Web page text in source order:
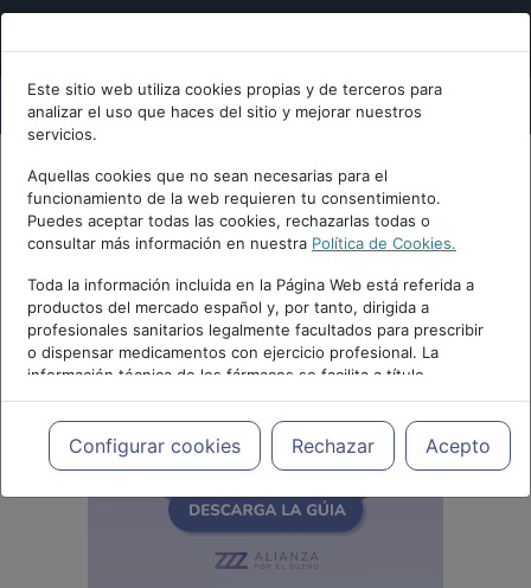
Este sitio web utiliza cookies propias y de terceros para
analizar el uso que haces del sitio y mejorar nuestros
servicios.
Aquellas cookies que no sean necesarias para el
funcionamiento de la web requieren tu consentimiento.
Puedes aceptar todas las cookies, rechazarlas todas o
consultar más información en nuestra Política de Cookies.
Toda la información incluida en la Página Web está referida a
productos del mercado español y, por tanto, dirigida a
profesionales sanitarios legalmente facultados para prescribir
o dispensar medicamentos con ejercicio profesional. La
información técnica de los fármacos se facilita a título
meramente informativo, siendo responsabilidad de los
profesionales facultados prescribir medicamentos y decidir, en
cada caso concreto, el tratamiento más adecuado a las
necesidades del paciente.
Configurar cookies Rechazar Acepto